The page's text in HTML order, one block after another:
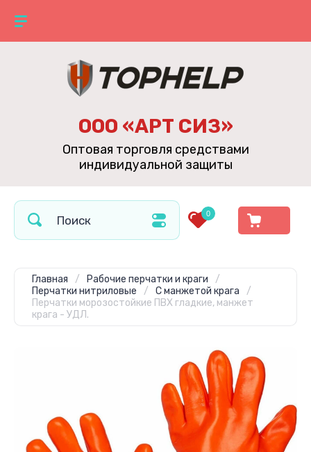
ООО «АРТ СИЗ»
Оптовая торговля средствами
индивидуальной защиты
0
Главная / Рабочие перчатки и краги
/
Перчатки нитриловые
/ С манжетой крага
/
Перчатки морозостойкие ПВХ гладкие, манжет
крага - УДЛ.